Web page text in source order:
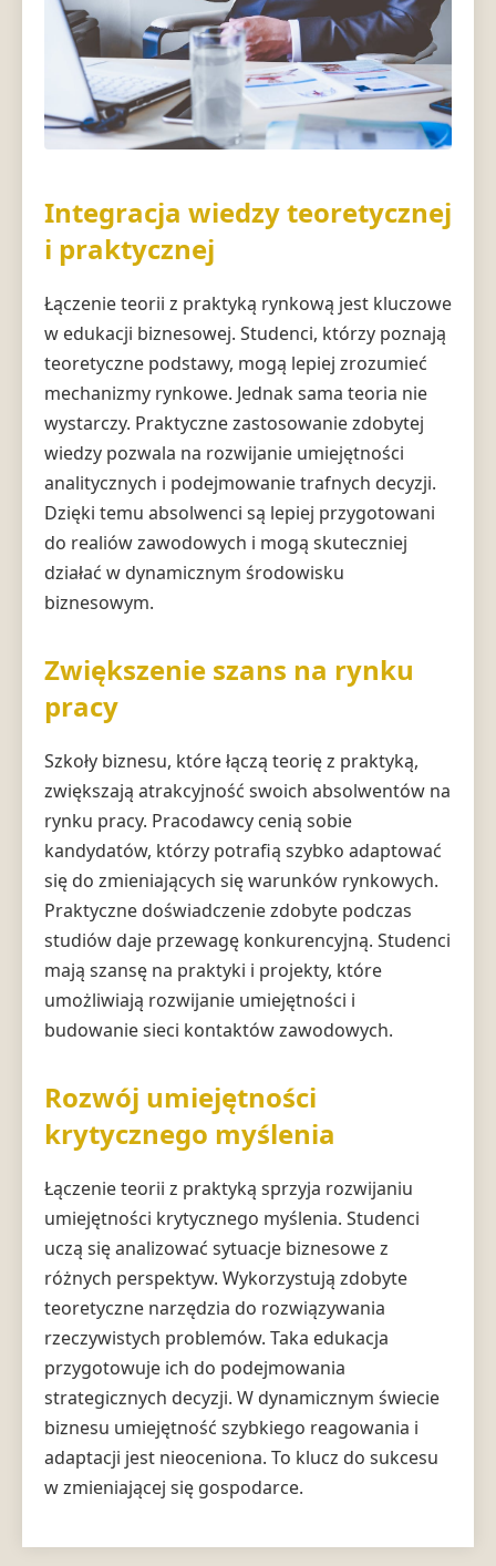
Integracja wiedzy teoretycznej
i praktycznej
Łączenie teorii z praktyką rynkową jest kluczowe
w edukacji biznesowej. Studenci, którzy poznają
teoretyczne podstawy, mogą lepiej zrozumieć
mechanizmy rynkowe. Jednak sama teoria nie
wystarczy. Praktyczne zastosowanie zdobytej
wiedzy pozwala na rozwijanie umiejętności
analitycznych i podejmowanie trafnych decyzji.
Dzięki temu absolwenci są lepiej przygotowani
do realiów zawodowych i mogą skuteczniej
działać w dynamicznym środowisku
biznesowym.
Zwiększenie szans na rynku
pracy
Szkoły biznesu, które łączą teorię z praktyką,
zwiększają atrakcyjność swoich absolwentów na
rynku pracy. Pracodawcy cenią sobie
kandydatów, którzy potrafią szybko adaptować
się do zmieniających się warunków rynkowych.
Praktyczne doświadczenie zdobyte podczas
studiów daje przewagę konkurencyjną. Studenci
mają szansę na praktyki i projekty, które
umożliwiają rozwijanie umiejętności i
budowanie sieci kontaktów zawodowych.
Rozwój umiejętności
krytycznego myślenia
Łączenie teorii z praktyką sprzyja rozwijaniu
umiejętności krytycznego myślenia. Studenci
uczą się analizować sytuacje biznesowe z
różnych perspektyw. Wykorzystują zdobyte
teoretyczne narzędzia do rozwiązywania
rzeczywistych problemów. Taka edukacja
przygotowuje ich do podejmowania
strategicznych decyzji. W dynamicznym świecie
biznesu umiejętność szybkiego reagowania i
adaptacji jest nieoceniona. To klucz do sukcesu
w zmieniającej się gospodarce.